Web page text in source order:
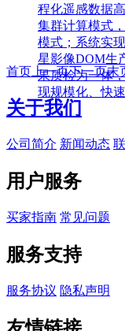
程化遥感数据
集群计算模式
模式；系统实
星影像DOM生
果质检为一体
现规模化、快
首页 上一页下一页末
关于我们
公司简介 新闻动态
用户服务
买家指南 常见问题
服务支持
服务协议 隐私声明